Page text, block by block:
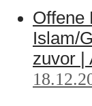
Offene
Islam/
zuvor |